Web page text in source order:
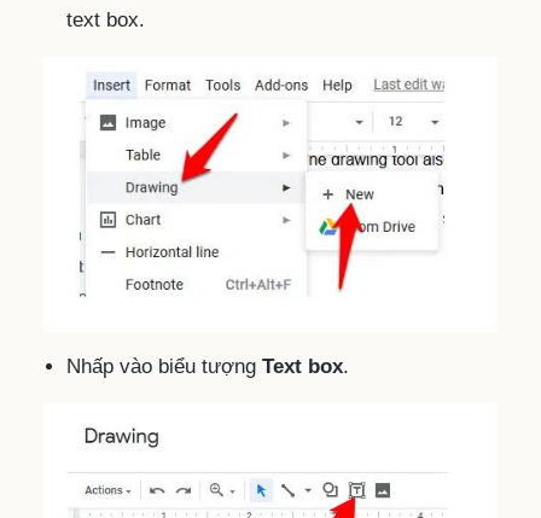
text box.
Nhấp vào biểu tượng Text box.